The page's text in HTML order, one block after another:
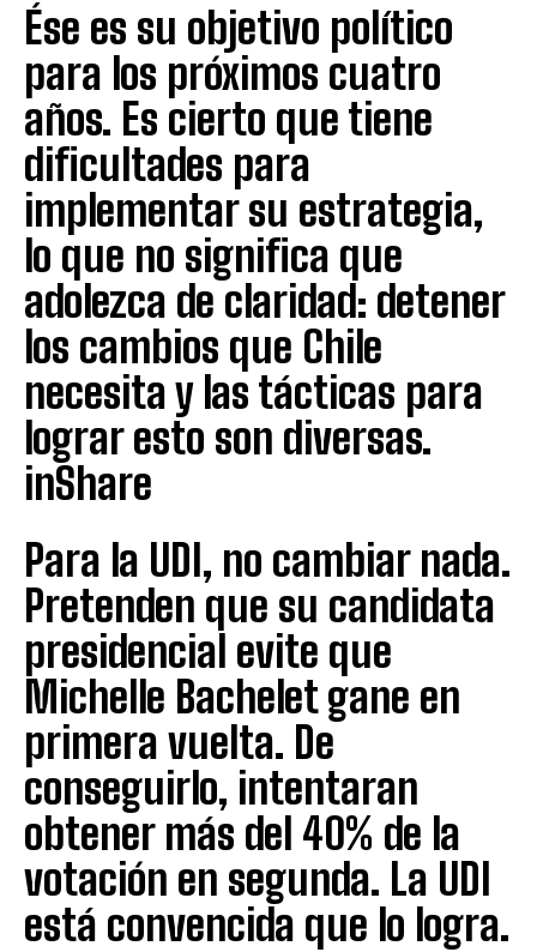
Ése es su objetivo político
para los próximos cuatro
años. Es cierto que tiene
dificultades para
implementar su estrategia,
lo que no significa que
adolezca de claridad: detener
los cambios que Chile
necesita y las tácticas para
lograr esto son diversas.
inShare
Para la UDI, no cambiar nada.
Pretenden que su candidata
presidencial evite que
Michelle Bachelet gane en
primera vuelta. De
conseguirlo, intentaran
obtener más del 40% de la
votación en segunda. La UDI
está convencida que lo logra.